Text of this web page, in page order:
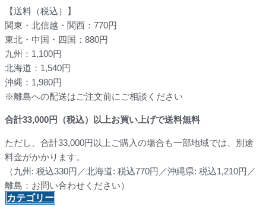
【送料（税込）】
関東・北信越・関西：770円
東北・中国・四国：880円
九州：1,100円
北海道：1,540円
沖縄：1,980円
※離島への配送はご注文前にご相談ください
合計33,000円（税込）以上お買い上げで送料無料
ただし、合計33,000円以上ご購入の場合も一部地域では、別途
料金がかかります。
（九州: 税込330円／北海道: 税込770円／沖縄県: 税込1,210円／
離島：お問い合わせください）
カテゴリー